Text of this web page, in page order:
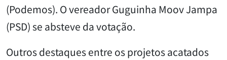
(Podemos). O vereador Guguinha Moov Jampa
(PSD) se absteve da votação.
Outros destaques entre os projetos acatados